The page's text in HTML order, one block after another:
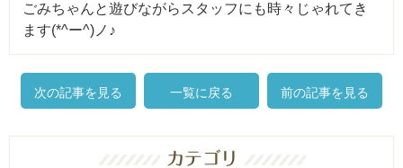
ごみちゃんと遊びながらスタッフにも時々じゃれてき
ます(*^ー^)ノ♪
次の記事を見る 一覧に戻る 前の記事を見る